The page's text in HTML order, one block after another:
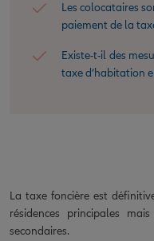
Les colocataires
paiement de la
Existe-t-il des
taxe d’habitation
La taxe foncière est
résidences principales
secondaires.